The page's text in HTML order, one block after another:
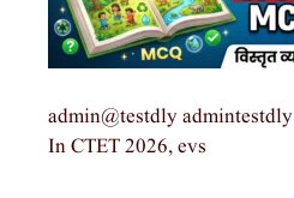
admin@testdly admintestdly
In CTET 2026, evs